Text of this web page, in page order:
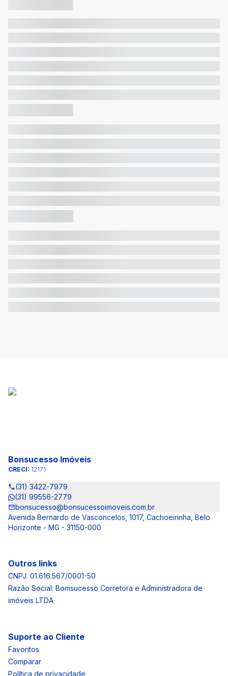
Bonsucesso Imóveis
CRECI: 12171
(31) 3422-7979
(31) 99556-2779
bonsucesso@bonsucessoimoveis.com.br
Avenida Bernardo de Vasconcelos, 1017, Cachoeirinha, Belo
Horizonte - MG - 31150-000
Outros links
CNPJ: 01.616.567/0001-50
Razão Social: Bomsucesso Corretora e Administradora de
imóveis LTDA
Suporte ao Cliente
Favoritos
Comparar
Política de privacidade